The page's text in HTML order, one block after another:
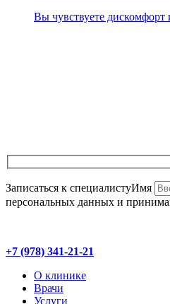
Вы чувствуете дискомфорт
Записаться к специалистуИмя
персональных данных и
+7 (978) 341-21-21
О клинике
Врачи
Услуги